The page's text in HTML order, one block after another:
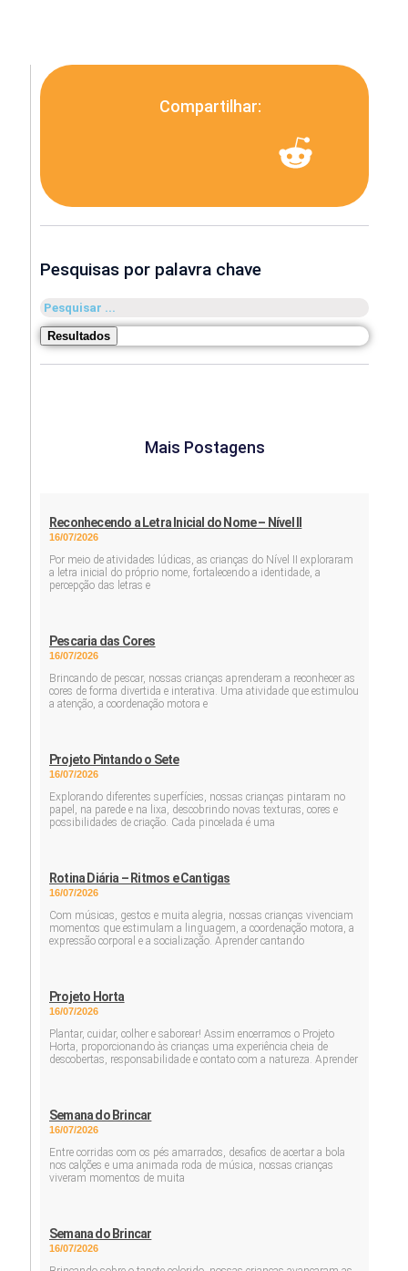
Compartilhar:
Pesquisas por palavra chave
Pesquisar
...
Resultados
Mais Postagens
Reconhecendo a Letra Inicial do Nome – Nível II
16/07/2026
Por meio de atividades lúdicas, as crianças do Nível II exploraram
a letra inicial do próprio nome, fortalecendo a identidade, a
percepção das letras e
Pescaria das Cores
16/07/2026
Brincando de pescar, nossas crianças aprenderam a reconhecer as
cores de forma divertida e interativa. Uma atividade que estimulou
a atenção, a coordenação motora e
Projeto Pintando o Sete
16/07/2026
Explorando diferentes superfícies, nossas crianças pintaram no
papel, na parede e na lixa, descobrindo novas texturas, cores e
possibilidades de criação. Cada pincelada é uma
Rotina Diária – Ritmos e Cantigas
16/07/2026
Com músicas, gestos e muita alegria, nossas crianças vivenciam
momentos que estimulam a linguagem, a coordenação motora, a
expressão corporal e a socialização. Aprender cantando
Projeto Horta
16/07/2026
Plantar, cuidar, colher e saborear! Assim encerramos o Projeto
Horta, proporcionando às crianças uma experiência cheia de
descobertas, responsabilidade e contato com a natureza. Aprender
Semana do Brincar
16/07/2026
Entre corridas com os pés amarrados, desafios de acertar a bola
nos calções e uma animada roda de música, nossas crianças
viveram momentos de muita
Semana do Brincar
16/07/2026